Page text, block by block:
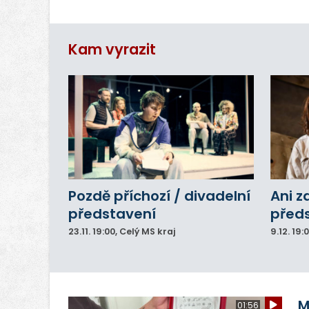
Kam vyrazit
Pozdě příchozí / divadelní
představení
23.11.19:00, Celý MS kraj
Ani
9.12.
01:56